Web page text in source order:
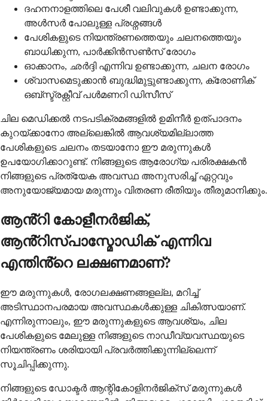
ദഹനനാളത്തിലെ പേശീ വലിവുകൾ ഉണ്ടാക്കുന്ന,
അൾസർ പോലുള്ള പ്രശ്നങ്ങൾ
പേശികളുടെ നിയന്ത്രണത്തെയും ചലനത്തെയും
ബാധിക്കുന്ന, പാർക്കിൻസൺസ് രോഗം
ഓക്കാനം, ഛർദ്ദി എന്നിവ ഉണ്ടാക്കുന്ന, ചലന രോഗം
ശ്വാസമെടുക്കാൻ ബുദ്ധിമുട്ടുണ്ടാക്കുന്ന, ക്രോണിക്
ഒബ്സ്ട്രക്റ്റീവ് പൾമണറി ഡിസീസ്
ചില മെഡിക്കൽ നടപടിക്രമങ്ങളിൽ ഉമിനീർ ഉത്പാദനം
കുറയ്ക്കാനോ അല്ലെങ്കിൽ ആവശ്യമില്ലാത്ത
പേശികളുടെ ചലനം തടയാനോ ഈ മരുന്നുകൾ
ഉപയോഗിക്കാറുണ്ട്. നിങ്ങളുടെ ആരോഗ്യ പരിരക്ഷകൻ
നിങ്ങളുടെ പ്രത്യേക അവസ്ഥ അനുസരിച്ച് ഏറ്റവും
അനുയോജ്യമായ മരുന്നും വിതരണ രീതിയും തീരുമാനിക്കും.
ആൻ്റി കോളീനർജിക്,
ആൻ്റിസ്പാസ്മോഡിക് എന്നിവ
എന്തിൻ്റെ ലക്ഷണമാണ്?
ഈ മരുന്നുകൾ, രോഗലക്ഷണങ്ങളല്ല, മറിച്ച്
അടിസ്ഥാനപരമായ അവസ്ഥകൾക്കുള്ള ചികിത്സയാണ്.
എന്നിരുന്നാലും, ഈ മരുന്നുകളുടെ ആവശ്യം, ചില
പേശികളുടെ മേലുള്ള നിങ്ങളുടെ നാഡീവ്യവസ്ഥയുടെ
നിയന്ത്രണം ശരിയായി പ്രവർത്തിക്കുന്നില്ലെന്ന്
സൂചിപ്പിക്കുന്നു.
നിങ്ങളുടെ ഡോക്ടർ ആന്റികോളിനർജിക്സ് മരുന്നുകൾ